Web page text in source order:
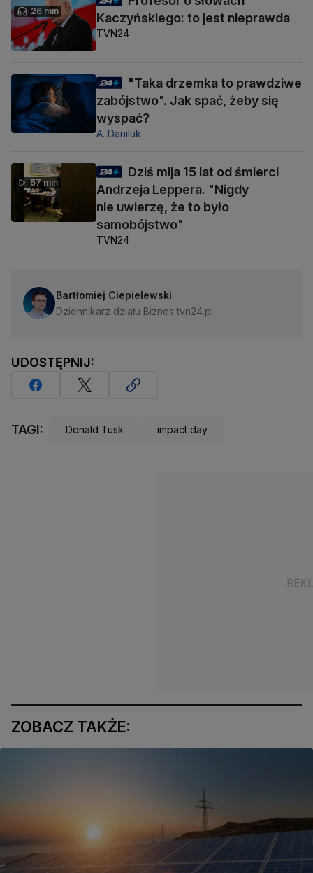
26 min
Kaczyńskiego: to jest nieprawda
TVN24
"Taka drzemka to prawdziwe
zabójstwo". Jak spać, żeby się
wyspać?
A. Daniluk
57 min
Dziś mija 15 lat od śmierci
Andrzeja Leppera. "Nigdy
nie uwierzę, że to było
samobójstwo"
TVN24
Bartłomiej Ciepielewski
Dziennikarz działu Biznes tvn24.pl
UDOSTĘPNIJ:
TAGI: Donald Tusk impact day
ZOBACZ TAKŻE: